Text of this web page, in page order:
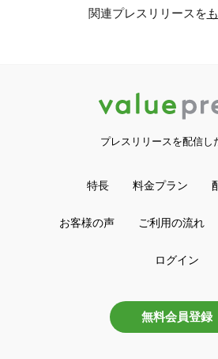
関連プレスリリースを
プレスリリースを配信し
特長 料金プラン
お客様の声 ご利用の流れ
ログイン
無料会員登録